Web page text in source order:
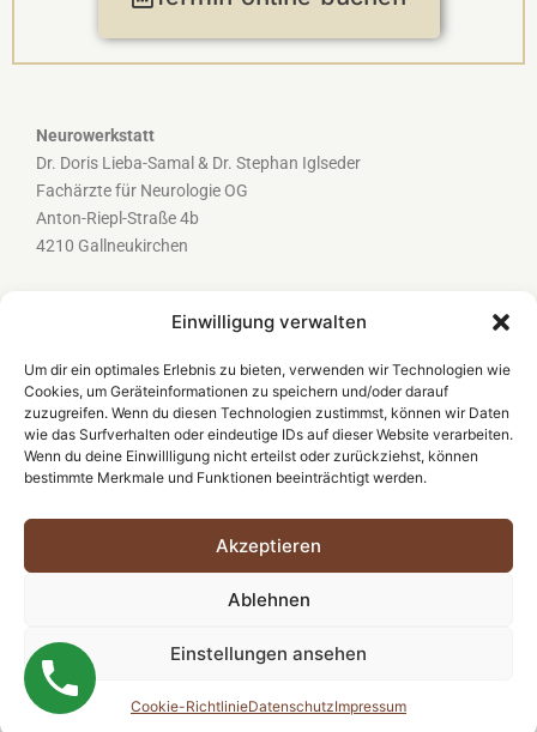
Einwilligung verwalten
Um dir ein optimales Erlebnis zu bieten, verwenden wir Technologien wie
Cookies, um Geräteinformationen zu speichern und/oder darauf
zuzugreifen. Wenn du diesen Technologien zustimmst, können wir Daten
wie das Surfverhalten oder eindeutige IDs auf dieser Website verarbeiten.
Wenn du deine Einwillligung nicht erteilst oder zurückziehst, können
bestimmte Merkmale und Funktionen beeinträchtigt werden.
Akzeptieren
Ablehnen
Einstellungen ansehen
Cookie-RichtlinieDatenschutzImpressum
Neurowerkstatt
Dr. Doris Lieba-Samal & Dr. Stephan Iglseder
Fachärzte für Neurologie OG
Anton-Riepl-Straße 4b
4210 Gallneukirchen
Tel.:
07235 63884
Fax: 07235 638844
Mail:ordination@neurowerkstatt.at
Meinen Termin online buchen
Impressum Datenschutz